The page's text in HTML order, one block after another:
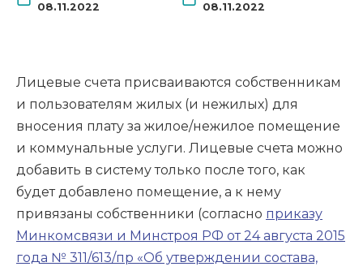
08.11.2022 08.11.2022
Лицевые счета присваиваются собственникам
и пользователям жилых (и нежилых) для
вносения плату за жилое/нежилое помещение
и коммунальные услуги. Лицевые счета можно
добавить в систему только после того, как
будет добавлено помещение, а к нему
привязаны собственники (согласно приказу
Минкомсвязи и Минстроя РФ от 24 августа 2015
года № 311/613/пр «Об утверждении состава,